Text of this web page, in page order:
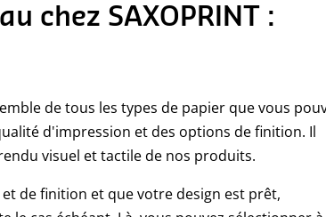
chez SAXOPRINT :
de tous les types de papier que vous
d'impression et des options de finition. Il
visuel et tactile de nos produits.
de finition et que votre design est prêt,